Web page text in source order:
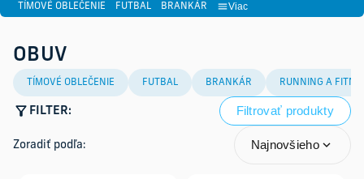
TÍMOVÉ OBLEČENIE FUTBAL BRANKÁR Viac
OBUV
TÍMOVÉ OBLEČENIE FUTBAL BRANKÁR RUNNING A
FILTER: Filtrovať produkty
Zoradiť podľa: Najnovšieho